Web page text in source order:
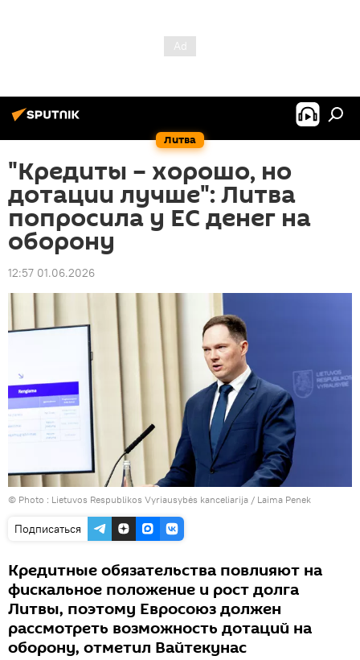
Литва
"Кредиты – хорошо, но
дотации лучше": Литва
попросила у ЕС денег на
оборону
12:57 01.06.2026
© Photo : Lietuvos Respublikos Vyriausybės kanceliarija / Laima Penek
Подписаться
Кредитные обязательства повлияют на
фискальное положение и рост долга
Литвы, поэтому Евросоюз должен
рассмотреть возможность дотаций на
оборону, отметил Вайтекунас